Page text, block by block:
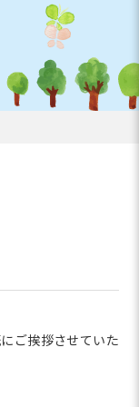
ご挨拶させていた